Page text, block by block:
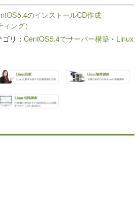
のインストールCD作成
ング）
ゴリ：CentOS5.4でサーバー構築 ・ Linux